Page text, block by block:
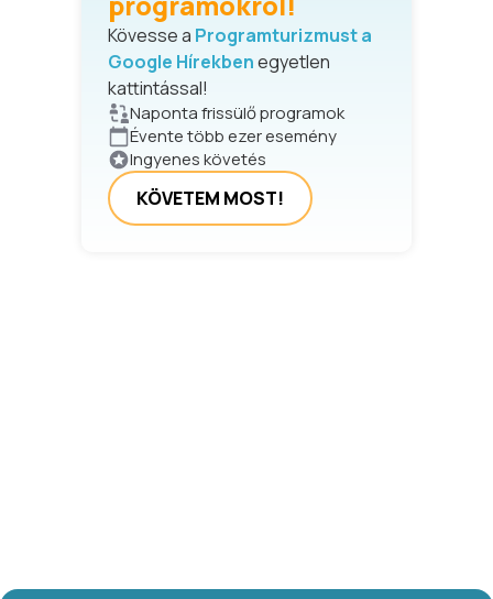
Kövesse a Programturizmust a
Google Hírekbenegyetlen
kattintással!
Naponta frissülő programok
Évente több ezer esemény
Ingyenes követés
KÖVETEM MOST!